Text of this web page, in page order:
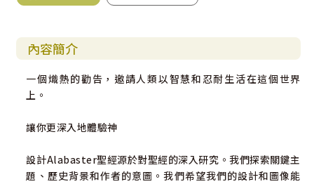
內容簡介
一個熾熱的勸告，邀請人類以智慧和忍耐生活在這個世界
上。
讓你更深入地體驗神
設計Alabaster聖經源於對聖經的深入研究。我們探索關鍵主
題、歷史背景和作者的意圖。我們希望我們的設計和圖像能